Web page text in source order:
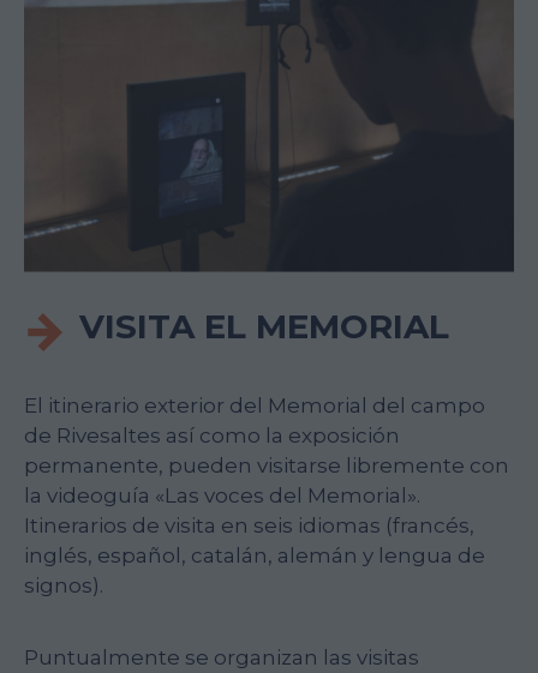
VISITA EL MEMORIAL
El itinerario exterior del Memorial del campo
de Rivesaltes así como la exposición
permanente, pueden visitarse libremente con
la videoguía «Las voces del Memorial».
Itinerarios de visita en seis idiomas (francés,
inglés, español, catalán, alemán y lengua de
signos).
Puntualmente se organizan las visitas